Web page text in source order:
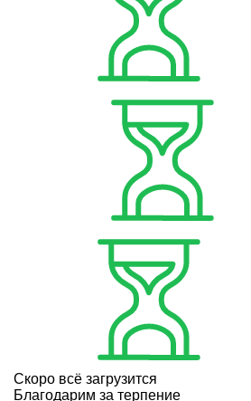
Скоро всё загрузится
Благодарим за терпение